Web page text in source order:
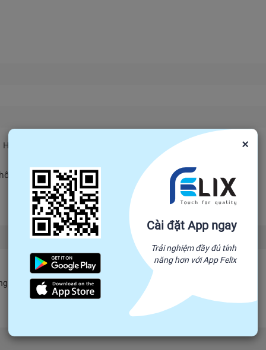
LÔ 450ML)
đau đầu”
thống, đậm đà bản sắc quê hương nhưng phải đảm bảo an
chuẩn OCOP 3 Sao của tỉnh Tây Ninh chính là sự lựa chọn
xuất áp dụng công nghệ lọc hiện đại, giúp loại bỏ các tạp
Đọc tiếp
ngay và câu trả lời sẽ được hiển thị tại đây.
×
Cài đặt App ngay
Trải nghiệm đầy đủ tính
năng hơn với App Felix